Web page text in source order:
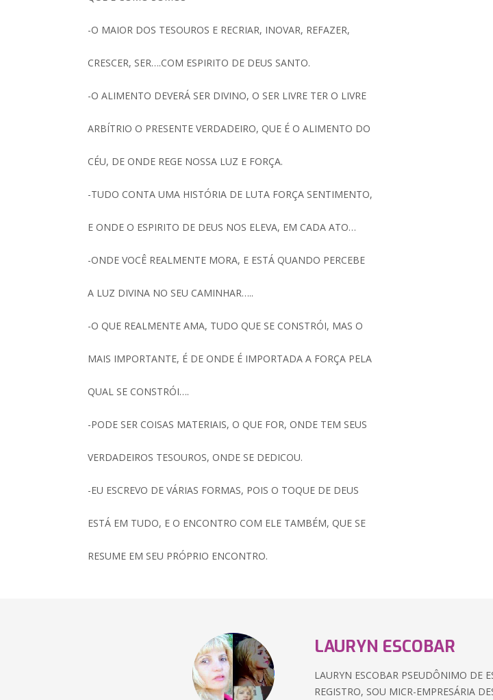
-O MAIOR DOS TESOUROS E RECRIAR, INOVAR, REFAZER,
CRESCER, SER….COM ESPIRITO DE DEUS SANTO.
-O ALIMENTO DEVERÁ SER DIVINO, O SER LIVRE TER O LIVRE
ARBÍTRIO O PRESENTE VERDADEIRO, QUE É O ALIMENTO DO
CÉU, DE ONDE REGE NOSSA LUZ E FORÇA.
-TUDO CONTA UMA HISTÓRIA DE LUTA FORÇA SENTIMENTO,
E ONDE O ESPIRITO DE DEUS NOS ELEVA, EM CADA ATO…
-ONDE VOCÊ REALMENTE MORA, E ESTÁ QUANDO PERCEBE
A LUZ DIVINA NO SEU CAMINHAR…..
-O QUE REALMENTE AMA, TUDO QUE SE CONSTRÓI, MAS O
MAIS IMPORTANTE, É DE ONDE É IMPORTADA A FORÇA PELA
QUAL SE CONSTRÓI….
-PODE SER COISAS MATERIAIS, O QUE FOR, ONDE TEM SEUS
VERDADEIROS TESOUROS, ONDE SE DEDICOU.
-EU ESCREVO DE VÁRIAS FORMAS, POIS O TOQUE DE DEUS
ESTÁ EM TUDO, E O ENCONTRO COM ELE TAMBÉM, QUE SE
RESUME EM SEU PRÓPRIO ENCONTRO.
LAURYN ESCOBAR
LAURYN ESCOBAR PSEUDÔNIMO DE
REGISTRO, SOU MICR-EMPRESÁRIA